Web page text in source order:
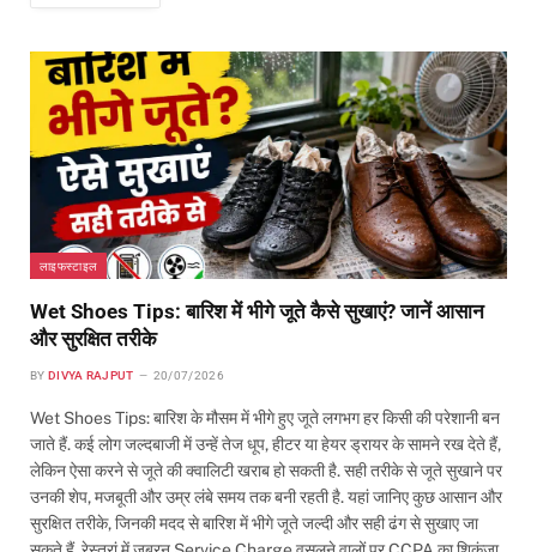
लाइफस्टाइल
Wet Shoes Tips: बारिश में भीगे जूते कैसे सुखाएं? जानें आसान
और सुरक्षित तरीके
BY DIVYA RAJPUT 20/07/2026
Wet Shoes Tips: बारिश के मौसम में भीगे हुए जूते लगभग हर किसी की परेशानी बन
जाते हैं. कई लोग जल्दबाजी में उन्हें तेज धूप, हीटर या हेयर ड्रायर के सामने रख देते हैं,
लेकिन ऐसा करने से जूते की क्वालिटी खराब हो सकती है. सही तरीके से जूते सुखाने पर
उनकी शेप, मजबूती और उम्र लंबे समय तक बनी रहती है. यहां जानिए कुछ आसान और
सुरक्षित तरीके, जिनकी मदद से बारिश में भीगे जूते जल्दी और सही ढंग से सुखाए जा